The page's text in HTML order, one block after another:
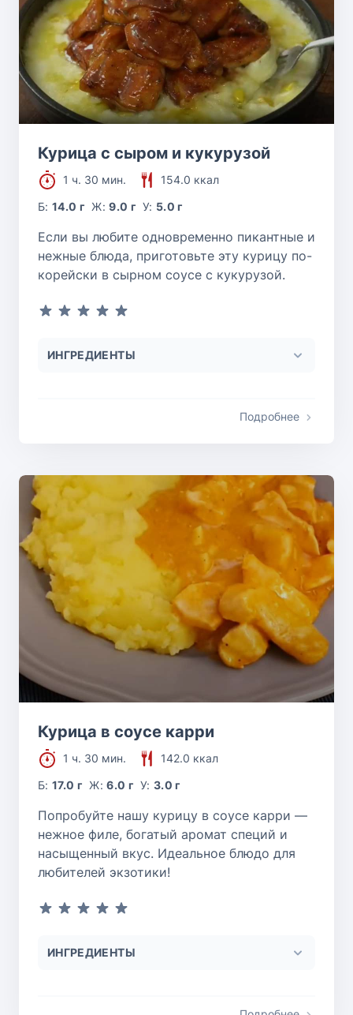
Курица с сыром и кукурузой
1 ч. 30 мин.
154.0 ккал
Б:14.0 г Ж:9.0 г У: 5.0 г
Если вы любите одновременно пикантные и
нежные блюда, приготовьте эту курицу по-
корейски в сырном соусе с кукурузой.
ИНГРЕДИЕНТЫ
Подробнее
Курица в соусе карри
1 ч. 30 мин.
142.0 ккал
Б:17.0 г Ж:6.0 г У:3.0 г
Попробуйте нашу курицу в соусе карри —
нежное филе, богатый аромат специй и
насыщенный вкус. Идеальное блюдо для
любителей экзотики!
ИНГРЕДИЕНТЫ